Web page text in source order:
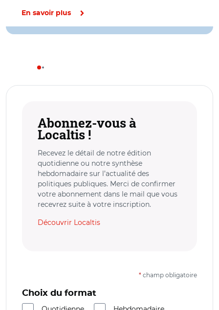
En savoir plus
Abonnez-vous à
Localtis !
Recevez le détail de notre édition
quotidienne ou notre synthèse
hebdomadaire sur l’actualité des
politiques publiques. Merci de confirmer
votre abonnement dans le mail que vous
recevrez suite à votre inscription.
Découvrir Localtis
* champ obligatoire
Choix du format